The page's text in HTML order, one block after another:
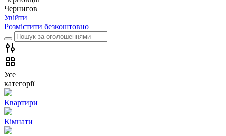
Чернигов
Увійти
Розмістити безкоштовно
Усе
категорії
Квартири
Кімнати